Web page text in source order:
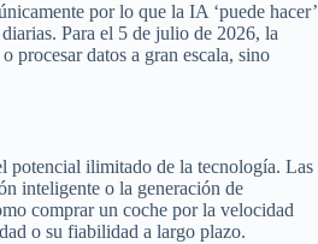
por lo que la IA ‘puede hacer’
Para el 5 de julio de 2026, la
procesar datos a gran escala, sino
potencial ilimitado de la tecnología. Las
inteligente o la generación de
comprar un coche por la velocidad
o su fiabilidad a largo plazo.